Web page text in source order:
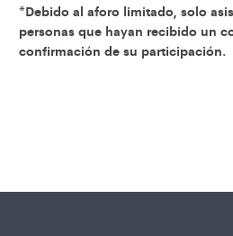
*Debido al aforo limitado, solo
personas que hayan recibido un
confirmación de su participación.